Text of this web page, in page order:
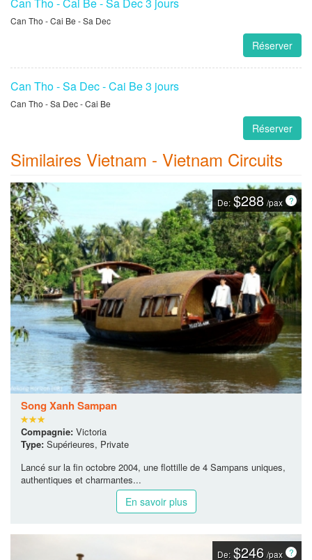
Can Tho - Cai Be - Sa Dec
Réserver
Can Tho - Sa Dec - Cai Be 3 jours
Can Tho - Sa Dec - Cai Be
Réserver
Similaires Vietnam - Vietnam Circuits
De: $288 /pax
Song Xanh Sampan
Compagnie: Victoria
Type: Supérieures, Private
Lancé sur la fin octobre 2004, une flottille de 4 Sampans uniques,
authentiques et charmantes...
En savoir plus
De: $246 /pax